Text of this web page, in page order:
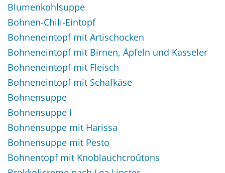
Blumenkohlsuppe
Bohnen-Chili-Eintopf
Bohneneintopf mit Artischocken
Bohneneintopf mit Birnen, Äpfeln und Kasseler
Bohneneintopf mit Fleisch
Bohneneintopf mit Schafkäse
Bohnensuppe
Bohnensuppe I
Bohnensuppe mit Harissa
Bohnensuppe mit Pesto
Bohnentopf mit Knoblauchcroûtons